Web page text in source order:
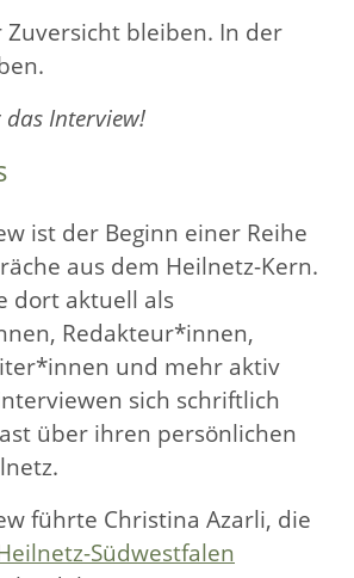
Zuversicht bleiben. In der
Interview!
ist der Beginn einer Reihe
aus dem Heilnetz-Kern.
dort aktuell als
Redakteur*innen,
und mehr aktiv
sich schriftlich
über ihren persönlichen
führte Christina Azarli, die
Südwestfalen